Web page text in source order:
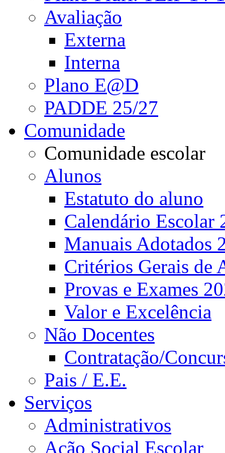
Avaliação
Externa
Interna
Plano E@D
PADDE 25/27
Comunidade
Comunidade escolar
Alunos
Estatuto do aluno
Calendário Escolar
Manuais Adotados
Critérios Gerais de
Provas e Exames
Valor e Excelência
Não Docentes
Contratação/
Pais / E.E.
Serviços
Administrativos
Ação Social Escolar